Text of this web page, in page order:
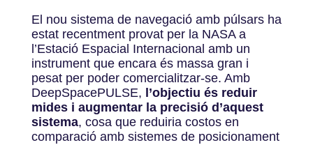
El nou sistema de navegació amb púlsars ha
estat recentment provat per la NASA a
l’Estació Espacial Internacional amb un
instrument que encara és massa gran i
pesat per poder comercialitzar-se. Amb
DeepSpacePULSE, l’objectiu és reduir
mides i augmentar la precisió d’aquest
sistema, cosa que reduiria costos en
comparació amb sistemes de posicionament